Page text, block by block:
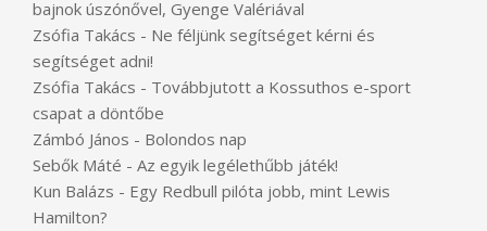
bajnok úszónővel, Gyenge Valériával
Zsófia Takács - Ne féljünk segítséget kérni és
segítséget adni!
Zsófia Takács - Továbbjutott a Kossuthos e-sport
csapat a döntőbe
Zámbó János - Bolondos nap
Sebők Máté - Az egyik legélethűbb játék!
Kun Balázs - Egy Redbull pilóta jobb, mint Lewis
Hamilton?